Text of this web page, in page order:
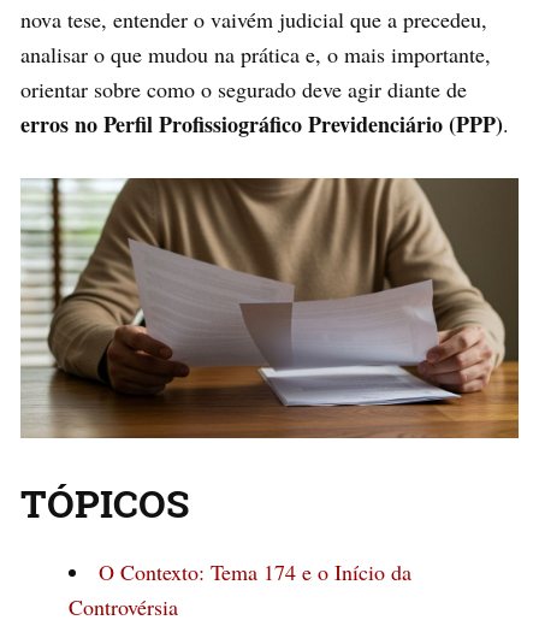
nova tese, entender o vaivém judicial que a precedeu,
analisar o que mudou na prática e, o mais importante,
orientar sobre como o segurado deve agir diante de
erros no Perfil Profissiográfico Previdenciário (PPP).
TÓPICOS
O Contexto: Tema 174 e o Início da
Controvérsia